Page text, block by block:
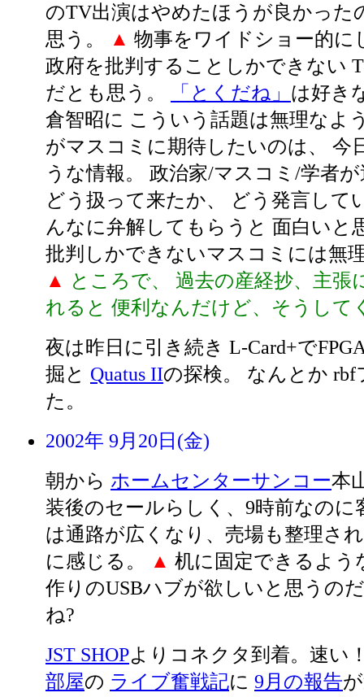
のTV出演はやめたほうが良かった
思う。
▲ 物事をワイドショー的に
政府を批判することしかできない
だとも思う。
「とくだね」 は好き
倉智昭に こういう話題は無理なよ
がマスコミに期待したいのは、 今
うな情報。 政治家/マスコミ/学者
どう扱って来たか、 どう発言して
んなに弁解してもらうと 面白いと
批判しかできないマスコミには無
▲ ところで、 過去の産経抄、主張
れると 便利なんだけど、そうして
夜は昨日に引き続き L-Card+で
掘と Quatus IIの探検。 なんとか
た。
2002年 9月20日(金)
朝から ホームセンターサンコー本
装後のセールらしく、9時前なのに
は通路が広くなり、売場も整理さ
に感じる。
▲ 机に固定できるよう
作りのUSBハブが欲しいと思うの
ね?
JST SHOPよりコネクタ到着。速い
部屋の ライブ奮戦記に 9月の報告